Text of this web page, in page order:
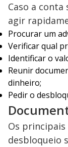
Caso a
agir
Procurar um
Verificar qual
Identificar o
Reunir
dinheiro;
Pedir o
Os
desbloqueio